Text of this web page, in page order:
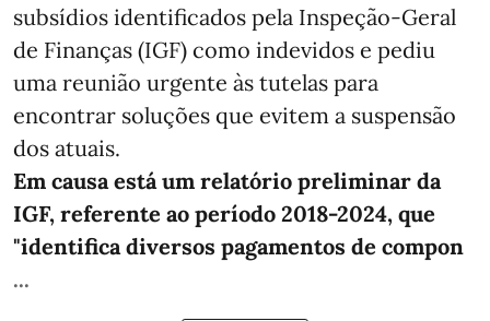
subsídios identificados pela Inspeção-Geral
de Finanças (IGF) como indevidos e pediu
uma reunião urgente às tutelas para
encontrar soluções que evitem a suspensão
dos atuais.
Em causa está um relatório preliminar da
IGF, referente ao período 2018-2024, que
"identifica diversos pagamentos de compon
...